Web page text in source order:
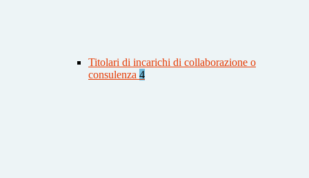
Titolari di incarichi di collaborazione o
consulenza 4